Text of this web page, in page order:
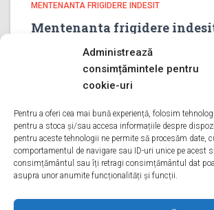
Administrează
consimțămintele pentru
cookie-uri
Pentru a oferi cea mai bună experiență, folosim
pentru a stoca și/sau accesa informațiile despre
pentru aceste tehnologii ne permite să procesăm date,
comportamentul de navigare sau ID-uri unice pe acest
consimțământul sau îți retragi consimțământul dat
asupra unor anumite funcționalități și funcții.
MENTENANTA FRIGIDERE INDESIT
Mentenanta frigidere
PRAHOVA
Mentenanta frigidere indesit PRAHOVA
pagina noastra de Mentenanta frigidere
faceti este sa ne sunati va oferim
Citește mai mult